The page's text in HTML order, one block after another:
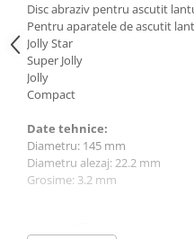
Plase si folii pentru gradinarit
Alte unelte de gradinarit
Echipamente de protectie
gradina
Casti de protectie
Manusi de lucru
Ochelari de protectie
Electrice si Iluminat
Disc abraziv pentru ascutit
Pentru aparatele de ascutit
Jolly Star
Super Jolly
Jolly
Compact
Date tehnice:
Diametru: 145 mm
Diametru alezaj: 22.2 mm
Grosime: 3.2 mm